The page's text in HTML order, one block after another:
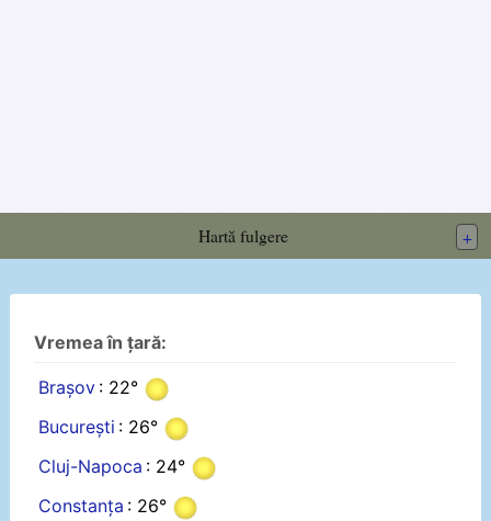
Hartă fulgere +
Vremea în țară:
Brașov : 22°
București : 26°
Cluj-Napoca : 24°
Constanța : 26°